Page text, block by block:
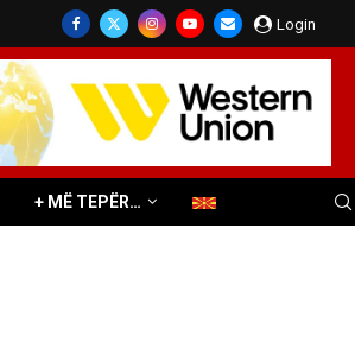
Login
+ MË TEPËR…